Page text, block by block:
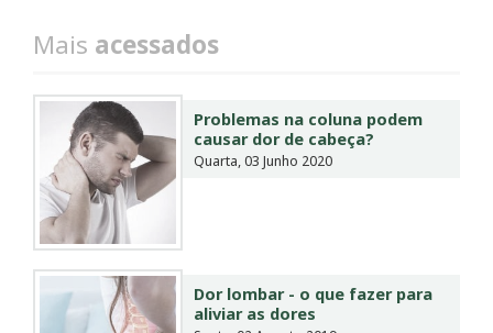
Mais acessados
Problemas na coluna podem
causar dor de cabeça?
Quarta, 03 Junho 2020
Dor lombar - o que fazer para
aliviar as dores